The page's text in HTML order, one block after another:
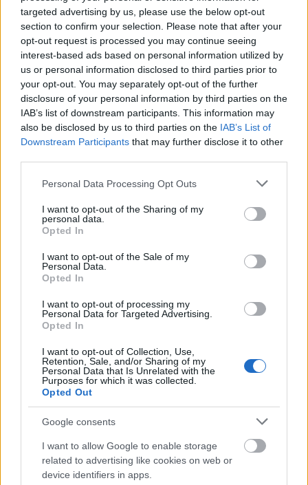
targeted advertising by us, please use the below opt-out
section to confirm your selection. Please note that after your
opt-out request is processed you may continue seeing
interest-based ads based on personal information utilized by
us or personal information disclosed to third parties prior to
your opt-out. You may separately opt-out of the further
disclosure of your personal information by third parties on the
IAB’s list of downstream participants. This information may
also be disclosed by us to third parties on the IAB’s List of
Downstream Participants that may further disclose it to other
Please note that this website/app uses one or more Google
not limited to your visit or usage behaviour. You may click to
grant or deny consent to Google and its third-party tags to
use your data for below specified purposes in below Google
consent section.
Personal Data Processing Opt Outs
I want to opt-out of the Sharing of my
personal data.
Opted In
I want to opt-out of the Sale of my
Personal Data.
Opted In
I want to opt-out of processing my
Personal Data for Targeted Advertising.
Opted In
I want to opt-out of Collection, Use,
Retention, Sale, and/or Sharing of my
Personal Data that Is Unrelated with the
Purposes for which it was collected.
Opted Out
Google consents
I want to allow Google to enable storage
related to advertising like cookies on web or
device identifiers in apps.
rövid élete a az olasz történelem egyik
legszörnyűbb fejezetében csupán néhány
mondat, a fotófesztivál eddigi négy évének
talán legérzékenyebb darabja. A
valószerűtlenül sejtelmes képek által
keretezett, egyszerűnek tűnő, de ősi
metaforákat rejtő ködös-pókhálós tragédia,
amelyet mintha tüllfüggönyön keresztül
szemlélnénk, lassan örvényleni kezd, és a
legbelül folytatódni kezd.
Szarka Klárával, a kiállítás kurátorával Kalmár
András beszélgetett a megnyitó előtti
napokban.
Olaszország Fotó Történelem Műcsarnok
Képzőművészet
II. Világháború Fotósorozat Képző on-air